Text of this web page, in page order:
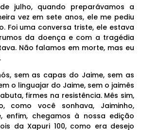
julho, quando preparávamos a
vez em sete anos, ele me pediu
Foi uma conversa triste, ele estava
da doença e com a tragédia
Não falamos em morte, mas eu
sem as capas do Jaime, sem as
o linguajar do Jaime, sem o jaimês
firmes na resistência. Mês sim,
como você sonhava, Jaiminho,
enfim, chegamos à nossa edição
da Xapuri 100, como era desejo